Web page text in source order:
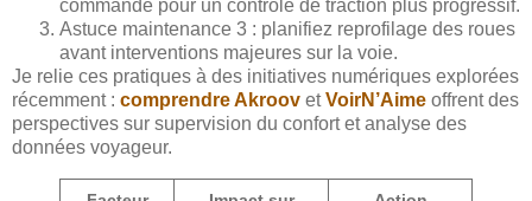
commande pour un contrôle de traction plus progressif.
Astuce maintenance 3 : planifiez reprofilage des roues
avant interventions majeures sur la voie.
Je relie ces pratiques à des initiatives numériques explorées
récemment : comprendre Akroov etVoirN’Aime offrent des
perspectives sur supervision du confort et analyse des
données voyageur.